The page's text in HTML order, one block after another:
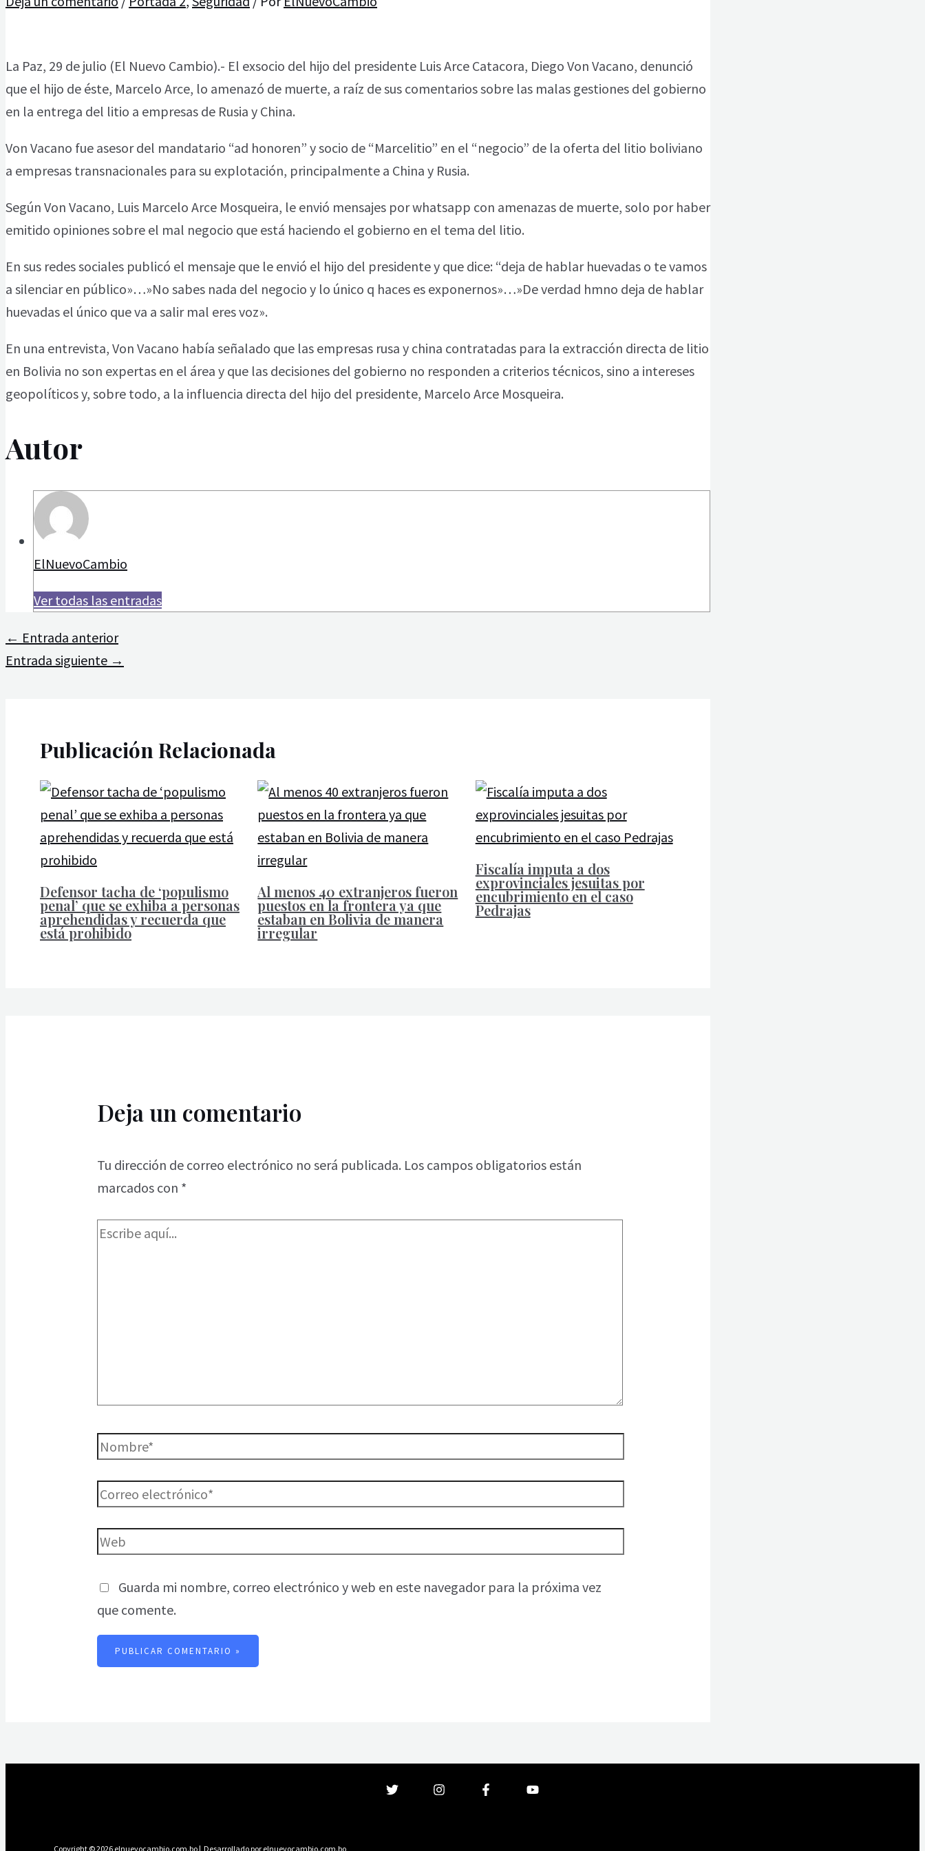
La Paz, 29 de julio (El Nuevo Cambio).- El exsocio del hijo del presidente Luis Arce Catacora, Diego Von Vacano, denunció
que el hijo de éste, Marcelo Arce, lo amenazó de muerte, a raíz de sus comentarios sobre las malas gestiones del gobierno
en la entrega del litio a empresas de Rusia y China.
Von Vacano fue asesor del mandatario “ad honoren” y socio de “Marcelitio” en el “negocio” de la oferta del litio boliviano
a empresas transnacionales para su explotación, principalmente a China y Rusia.
Según Von Vacano, Luis Marcelo Arce Mosqueira, le envió mensajes por whatsapp con amenazas de muerte, solo por haber
emitido opiniones sobre el mal negocio que está haciendo el gobierno en el tema del litio.
En sus redes sociales publicó el mensaje que le envió el hijo del presidente y que dice: “deja de hablar huevadas o te vamos
a silenciar en público»…»No sabes nada del negocio y lo único q haces es exponernos»…»De verdad hmno deja de hablar
huevadas el único que va a salir mal eres voz».
En una entrevista, Von Vacano había señalado que las empresas rusa y china contratadas para la extracción directa de litio
en Bolivia no son expertas en el área y que las decisiones del gobierno no responden a criterios técnicos, sino a intereses
geopolíticos y, sobre todo, a la influencia directa del hijo del presidente, Marcelo Arce Mosqueira.
Autor
ElNuevoCambio
Ver todas las entradas
← Entrada anterior
Entrada siguiente →
Publicación Relacionada
Defensor tacha de ‘populismo
penal’ que se exhiba a personas
aprehendidas y recuerda que
está prohibido
Al menos 40 extranjeros fueron
puestos en la frontera ya que
estaban en Bolivia de manera
irregular
Fiscalía imputa a dos
exprovinciales jesuitas por
encubrimiento en el caso
Pedrajas
Deja un comentario
Tu dirección de correo electrónico no será publicada. Los campos obligatorios están
marcados con *
Guarda mi nombre, correo electrónico y web en este navegador para la próxima vez
que comente.
Copyright © 2026 elnuevocambio.com.bo | Desarrollado por elnuevocambio.com.bo